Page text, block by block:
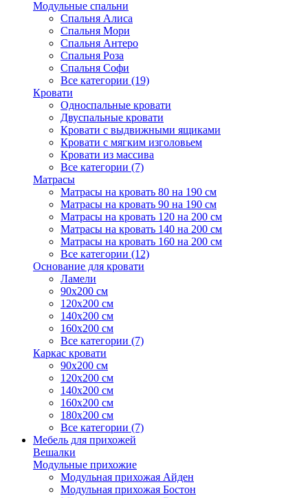
Модульные спальни
Спальня Алиса
Спальня Мори
Спальня Антеро
Спальня Роза
Спальня Софи
Все категории (19)
Кровати
Односпальные кровати
Двуспальные кровати
Кровати с выдвижными ящиками
Кровати с мягким изголовьем
Кровати из массива
Все категории (7)
Матрасы
Матрасы на кровать 80 на 190 см
Матрасы на кровать 90 на 190 см
Матрасы на кровать 120 на 200 см
Матрасы на кровать 140 на 200 см
Матрасы на кровать 160 на 200 см
Все категории (12)
Основание для кровати
Ламели
90х200 см
120х200 см
140х200 см
160х200 см
Все категории (7)
Каркас кровати
90х200 см
120х200 см
140х200 см
160х200 см
180х200 см
Все категории (7)
Мебель для прихожей
Вешалки
Модульные прихожие
Модульная прихожая Айден
Модульная прихожая Бостон